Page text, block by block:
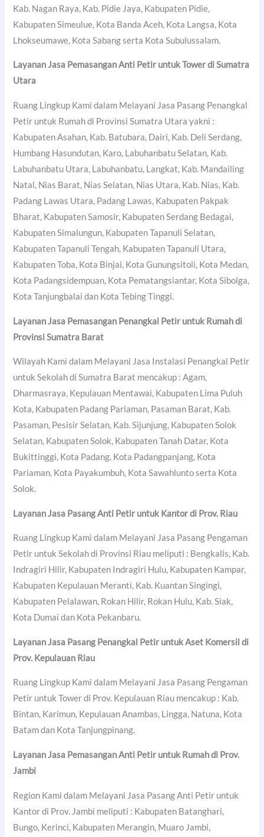
Kab. Nagan Raya, Kab. Pidie Jaya, Kabupaten Pidie,
Kabupaten Simeulue, Kota Banda Aceh, Kota Langsa, Kota
Lhokseumawe, Kota Sabang serta Kota Subulussalam.
Layanan Jasa Pemasangan Anti Petir untuk Tower di Sumatra
Utara
Ruang Lingkup Kami dalam Melayani Jasa Pasang Penangkal
Petir untuk Rumah di Provinsi Sumatra Utara yakni :
Kabupaten Asahan, Kab. Batubara, Dairi, Kab. Deli Serdang,
Humbang Hasundutan, Karo, Labuhanbatu Selatan, Kab.
Labuhanbatu Utara, Labuhanbatu, Langkat, Kab. Mandailing
Natal, Nias Barat, Nias Selatan, Nias Utara, Kab. Nias, Kab.
Padang Lawas Utara, Padang Lawas, Kabupaten Pakpak
Bharat, Kabupaten Samosir, Kabupaten Serdang Bedagai,
Kabupaten Simalungun, Kabupaten Tapanuli Selatan,
Kabupaten Tapanuli Tengah, Kabupaten Tapanuli Utara,
Kabupaten Toba, Kota Binjai, Kota Gunungsitoli, Kota Medan,
Kota Padangsidempuan, Kota Pematangsiantar, Kota Sibolga,
Kota Tanjungbalai dan Kota Tebing Tinggi.
Layanan Jasa Pemasangan Penangkal Petir untuk Rumah di
Provinsi Sumatra Barat
Wilayah Kami dalam Melayani Jasa Instalasi Penangkal Petir
untuk Sekolah di Sumatra Barat mencakup : Agam,
Dharmasraya, Kepulauan Mentawai, Kabupaten Lima Puluh
Kota, Kabupaten Padang Pariaman, Pasaman Barat, Kab.
Pasaman, Pesisir Selatan, Kab. Sijunjung, Kabupaten Solok
Selatan, Kabupaten Solok, Kabupaten Tanah Datar, Kota
Bukittinggi, Kota Padang, Kota Padangpanjang, Kota
Pariaman, Kota Payakumbuh, Kota Sawahlunto serta Kota
Solok.
Layanan Jasa Pasang Anti Petir untuk Kantor di Prov. Riau
Ruang Lingkup Kami dalam Melayani Jasa Pasang Pengaman
Petir untuk Sekolah di Provinsi Riau meliputi : Bengkalis, Kab.
Indragiri Hilir, Kabupaten Indragiri Hulu, Kabupaten Kampar,
Kabupaten Kepulauan Meranti, Kab. Kuantan Singingi,
Kabupaten Pelalawan, Rokan Hilir, Rokan Hulu, Kab. Siak,
Kota Dumai dan Kota Pekanbaru.
Layanan Jasa Pasang Penangkal Petir untuk Aset Komersil di
Prov. Kepulauan Riau
Ruang Lingkup Kami dalam Melayani Jasa Pasang Pengaman
Petir untuk Tower di Prov. Kepulauan Riau mencakup : Kab.
Bintan, Karimun, Kepulauan Anambas, Lingga, Natuna, Kota
Batam dan Kota Tanjungpinang.
Layanan Jasa Pemasangan Anti Petir untuk Rumah di Prov.
Jambi
Region Kami dalam Melayani Jasa Pasang Anti Petir untuk
Kantor di Prov. Jambi meliputi : Kabupaten Batanghari,
Bungo, Kerinci, Kabupaten Merangin, Muaro Jambi,